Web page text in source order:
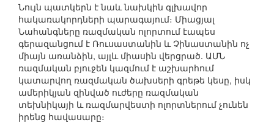
Նույն պատկերն է նաև նախկին գլխավոր
հակառակորդների պարագայում։ Միացյալ
Նահանգները ռազմական ոլորտում էապես
գերազանցում է Ռուսաստանին և Չինաստանին ոչ
միայն առանձին, այլև միասին վերցրած. ԱՄՆ
ռազմական բյուջեն կազմում է աշխարհում
կատարվող ռազմական ծախսերի գրեթե կեսը, իսկ
ամերիկյան զինված ուժերը ռազմական
տեխնիկայի և ռազմարվեստի ոլորտներում չունեն
իրենց հավասարը։